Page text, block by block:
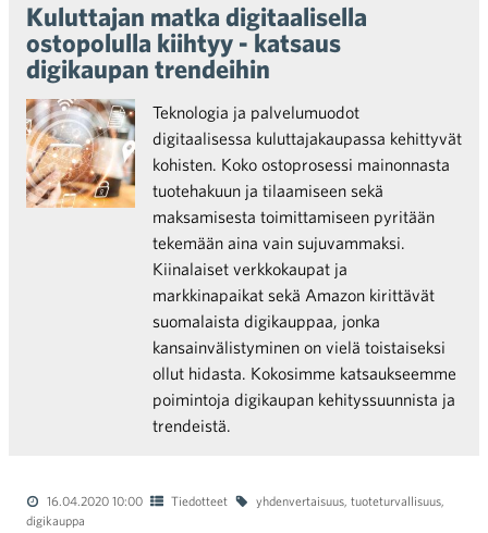
Kuluttajan matka digitaalisella
ostopolulla kiihtyy - katsaus
digikaupan trendeihin
Teknologia ja palvelumuodot
digitaalisessa kuluttajakaupassa kehittyvät
kohisten. Koko ostoprosessi mainonnasta
tuotehakuun ja tilaamiseen sekä
maksamisesta toimittamiseen pyritään
tekemään aina vain sujuvammaksi.
Kiinalaiset verkkokaupat ja
markkinapaikat sekä Amazon kirittävät
suomalaista digikauppaa, jonka
kansainvälistyminen on vielä toistaiseksi
ollut hidasta. Kokosimme katsaukseemme
poimintoja digikaupan kehityssuunnista ja
trendeistä.
16.04.2020 10:00 Tiedotteet yhdenvertaisuus, tuoteturvallisuus,
digikauppa